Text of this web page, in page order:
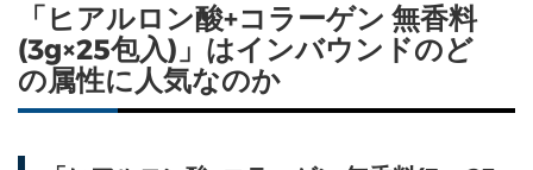
「ヒアルロン酸+コラーゲン 無香料
(3g×25包入)」はインバウンドのど
の属性に人気なのか